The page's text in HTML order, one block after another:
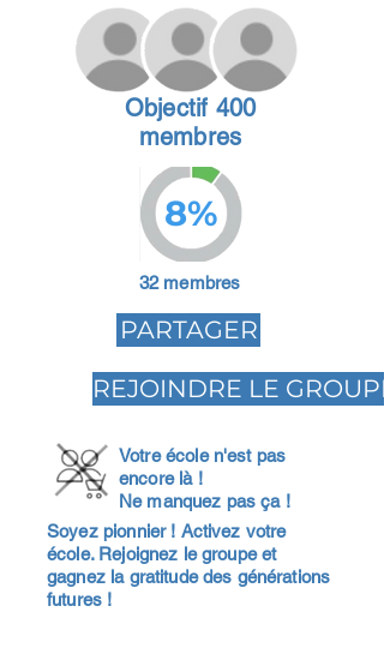
Objectif 400
membres
8%
32 membres
PARTAGER
REJOINDRE LE GROUPE
Votre école n'est pas
encore là !
Ne manquez pas ça !
Soyez pionnier ! Activez votre
école. Rejoignez le groupe et
gagnez la gratitude des générations
futures !